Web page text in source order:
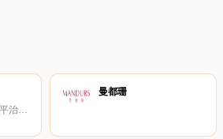
佛山市南海区弗格平治服饰有限公司
曼都珊